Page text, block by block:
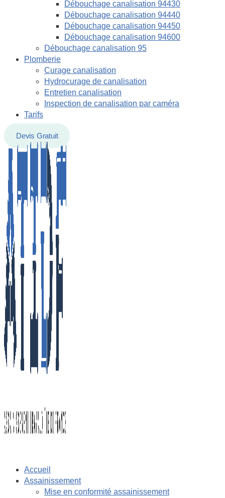
Débouchage canalisation 94430
Débouchage canalisation 94440
Débouchage canalisation 94450
Débouchage canalisation 94600
Débouchage canalisation 95
Plomberie
Curage canalisation
Hydrocurage de canalisation
Entretien canalisation
Inspection de canalisation par caméra
Tarifs
Devis Gratuit
Accueil
Assainissement
Mise en conformité assainissement